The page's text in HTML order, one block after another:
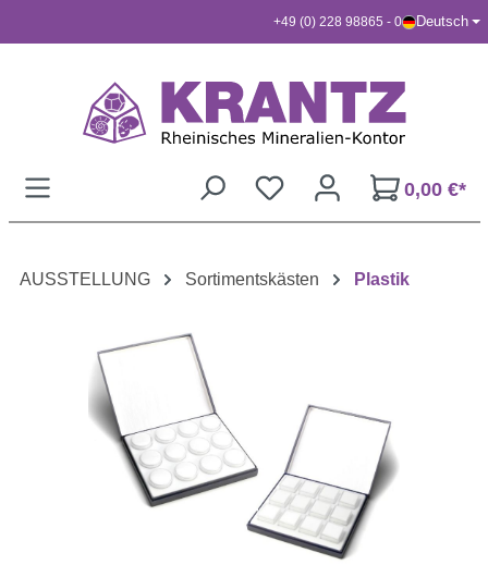
+49 (0) 228 98865 - 0 Deutsch
0,00 €*
AUSSTELLUNG Sortimentskästen Plastik